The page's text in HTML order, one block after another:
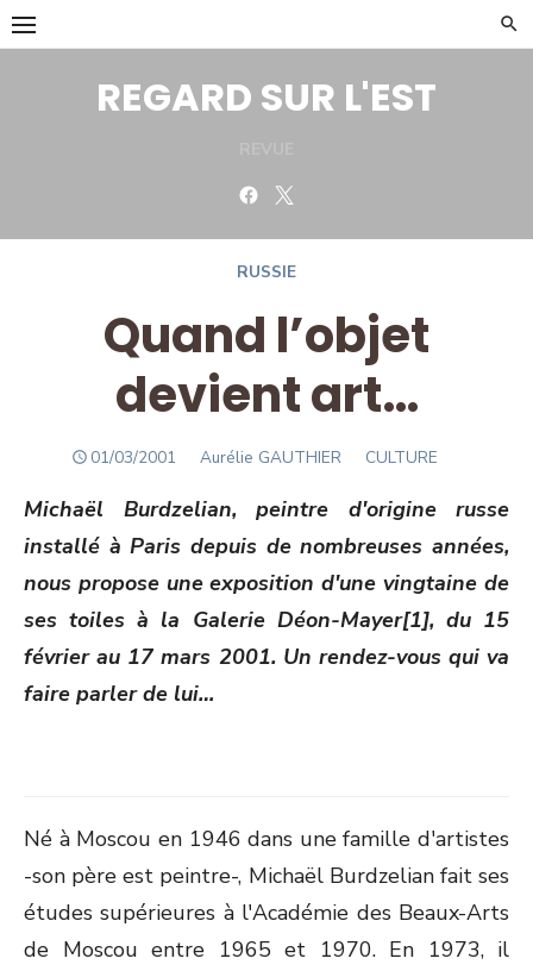
Skip
to
REGARD SUR L'EST
Facebook
RUSSIE
Quand l’objet
devient art…
POSTED
01/03/2001 Author
Aurélie GAUTHIER CULTURE
Michaël Burdzelian, peintre d'origine russe
installé à Paris depuis de nombreuses années,
nous propose une exposition d'une vingtaine de
ses toiles à la Galerie Déon-Mayer[1], du 15
février au 17 mars 2001. Un rendez-vous qui va
faire parler de lui…
Né à Moscou en 1946 dans une famille d'artistes
-son père est peintre-, Michaël Burdzelian fait ses
études supérieures à l'Académie des Beaux-Arts
de Moscou entre 1965 et 1970. En 1973, il